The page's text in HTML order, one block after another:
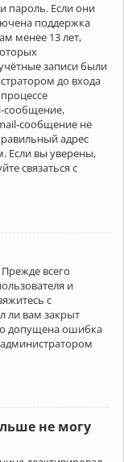
пароль. Если они
поддержка
менее 13 лет,
записи были
до входа
сообщение,
сообщение не
адрес
Если вы уверены,
связаться с
всего
и
с
ли вам закрыт
допущена ошибка
не могу